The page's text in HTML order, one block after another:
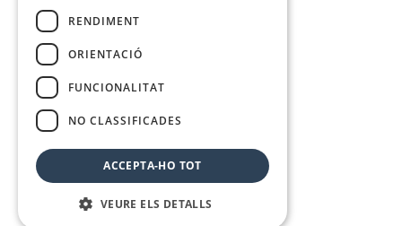
RENDIMENT
ORIENTACIÓ
FUNCIONALITAT
NO CLASSIFICADES
ACCEPTA-HO TOT
VEURE ELS DETALLS